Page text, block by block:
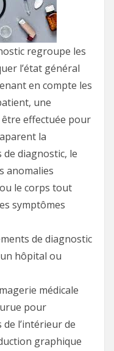
regroupe les
l’état général
en compte les
une
effectuée pour
la
de diagnostic, le
anomalies
le corps tout
symptômes
de diagnostic
hôpital ou
médicale
pour
l’intérieur de
graphique